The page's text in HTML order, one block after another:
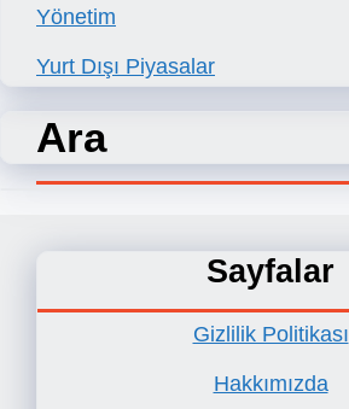
Yönetim
Yurt Dışı Piyasalar
Ara
Sayfalar
Gizlilik Politikası
Hakkımızda